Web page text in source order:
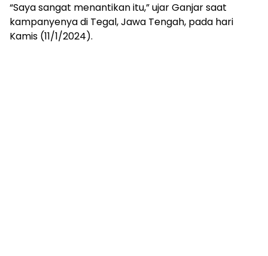
“Saya sangat menantikan itu,” ujar Ganjar saat
kampanyenya di Tegal, Jawa Tengah, pada hari
Kamis (11/1/2024).